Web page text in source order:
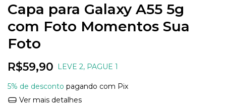
Capa para Galaxy A55 5g
com Foto Momentos Sua
Foto
R$59,90 LEVE 2, PAGUE 1
5% de desconto pagando com Pix
Ver mais detalhes